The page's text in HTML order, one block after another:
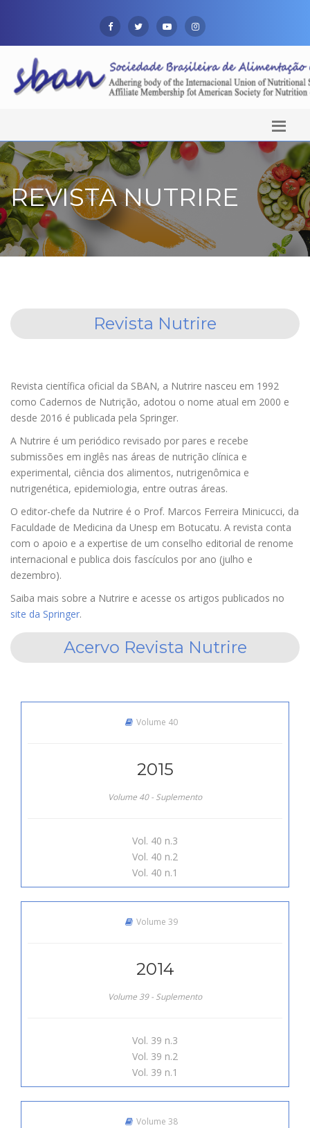
REVISTA NUTRIRE
Revista Nutrire
Revista científica oficial da SBAN, a Nutrire nasceu em 1992
como Cadernos de Nutrição, adotou o nome atual em 2000 e
desde 2016 é publicada pela Springer.
A Nutrire é um periódico revisado por pares e recebe
submissões em inglês nas áreas de nutrição clínica e
experimental, ciência dos alimentos, nutrigenômica e
nutrigenética, epidemiologia, entre outras áreas.
O editor-chefe da Nutrire é o Prof. Marcos Ferreira Minicucci, da
Faculdade de Medicina da Unesp em Botucatu. A revista conta
com o apoio e a expertise de um conselho editorial de renome
internacional e publica dois fascículos por ano (julho e
dezembro).
Saiba mais sobre a Nutrire e acesse os artigos publicados no
site da Springer.
Acervo Revista Nutrire
Volume 40
2015
Volume 40 - Suplemento
Vol. 40 n.3
Vol. 40 n.2
Vol. 40 n.1
Volume 39
2014
Volume 39 - Suplemento
Vol. 39 n.3
Vol. 39 n.2
Vol. 39 n.1
Volume 38